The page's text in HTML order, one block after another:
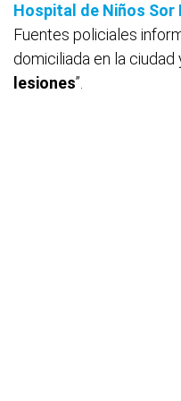
Hospital de Niños Sor
Fuentes policiales
domiciliada en la
lesiones”.